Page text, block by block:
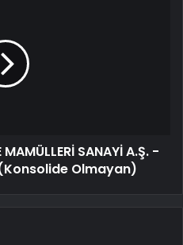
SANAYİ A.Ş. -
Olmayan)